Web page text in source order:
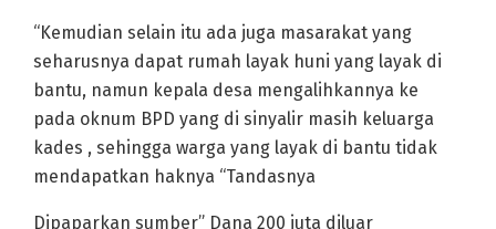
“Kemudian selain itu ada juga masarakat yang
seharusnya dapat rumah layak huni yang layak di
bantu, namun kepala desa mengalihkannya ke
pada oknum BPD yang di sinyalir masih keluarga
kades , sehingga warga yang layak di bantu tidak
mendapatkan haknya “Tandasnya
Dipaparkan sumber” Dana 200 juta diluar